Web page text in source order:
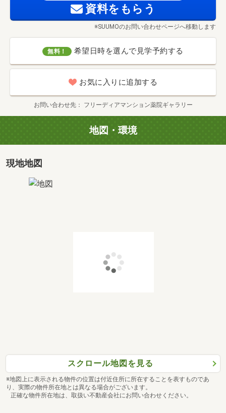
資料をもらう
※SUUMOのお問い合わせページへ移動します
無料！ 希望日時を選んで見学予約する
お気に入りに追加する
お問い合わせ先 フリーディアマンション薬院ギャラリー
地図・環境
現地地図
スクロール地図を見る
※地図上に表示される物件の位置は付近住所に所在することを表すものであ
り、実際の物件所在地とは異なる場合がございます。
正確な物件所在地は、取扱い不動産会社にお問い合わせください。